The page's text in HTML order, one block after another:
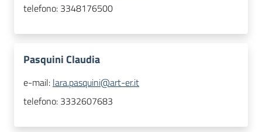
telefono: 3348176500
Pasquini Claudia
e-mail: lara.pasquini@art-er.it
telefono: 3332607683